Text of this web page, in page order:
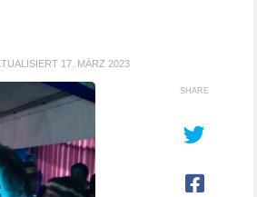
17. MÄRZ 2023
SHARE